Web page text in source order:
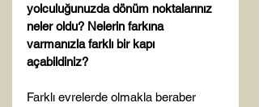
yolculuğunuzda dönüm noktalarınız
neler oldu? Nelerin farkına
varmanızla farklı bir kapı
açabildiniz?
Farklı evrelerde olmakla beraber